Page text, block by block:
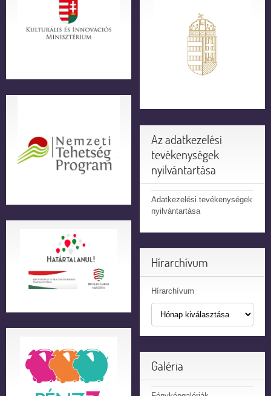
Az adatkezelési
tevékenységek
nyilvántartása
Adatkezelési tevékenységek
nyilvántartása
Hírarchívum
Hírarchívum
Galéria